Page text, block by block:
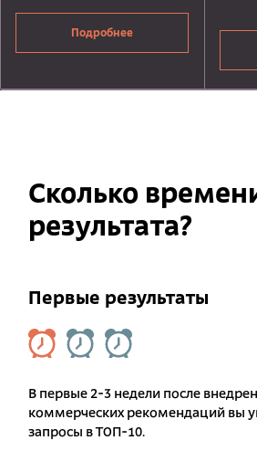
Подробнее
Сколько
результата?
Первые результаты
В первые 2-3 недели после
коммерческих рекомендаций вы
запросы в ТОП-10.